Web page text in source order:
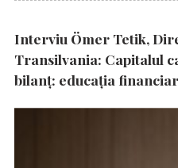
Interviu Ömer Tetik,
Transilvania: Capitalul
bilanț: educația